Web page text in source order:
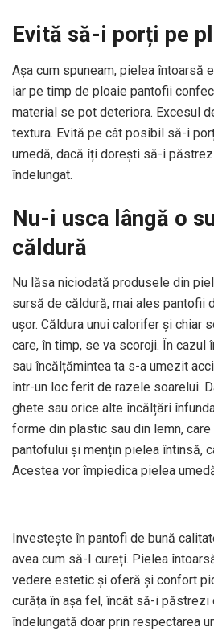
Evită să-i porți pe
Așa cum spuneam, pielea întoarsă
iar pe timp de ploaie pantofii
material se pot deteriora. Excesul
textura. Evită pe cât posibil să-i
umedă, dacă îți dorești să-i
îndelungat.
Nu-i usca lângă o
căldură
Nu lăsa niciodată produsele din
sursă de căldură, mai ales pantofii
ușor. Căldura unui calorifer și chiar
care, în timp, se va scoroji. În cazul
sau încălțămintea ta s-a umezit
într-un loc ferit de razele soarelui.
ghete sau orice alte încălțări
forme din plastic sau din lemn,
pantofului și mențin pielea întinsă,
Acestea vor împiedica pielea
Investește în pantofi de bună
avea cum să-I cureți. Pielea
vedere estetic și oferă și confort
curăța în așa fel, încât să-i păstrezi
îndelungată doar prin respectarea